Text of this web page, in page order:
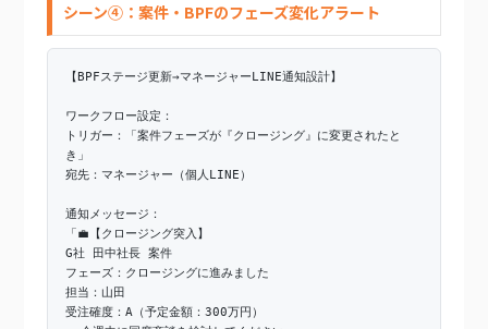
シーン④：案件・BPFのフェーズ変化アラート
【BPFステージ更新→マネージャーLINE通知設計】
ワークフロー設定：
トリガー：「案件フェーズが『クロージング』に変更されたと
き」
宛先：マネージャー（個人LINE）
通知メッセージ：
「💼【クロージング突入】
G社 田中社長 案件
フェーズ：クロージングに進みました
担当：山田
受注確度：A（予定金額：300万円）